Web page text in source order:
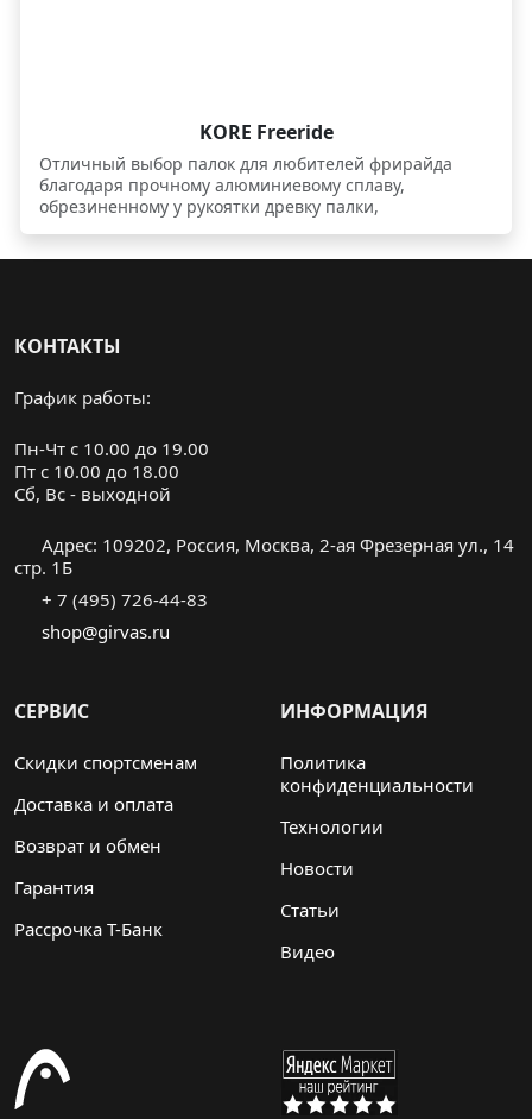
KORE Freeride
Отличный выбор палок для любителей фрирайда
благодаря прочному алюминиевому сплаву,
обрезиненному у рукоятки древку палки,
КОНТАКТЫ
График работы:
Пн-Чт с 10.00 до 19.00
Пт с 10.00 до 18.00
Cб, Вс - выходной
Адрес: 109202, Россия, Москва, 2-ая Фрезерная ул., 14
стр. 1Б
+ 7 (495) 726-44-83
shop@girvas.ru
СЕРВИС
Скидки спортсменам
Доставка и оплата
Возврат и обмен
Гарантия
Рассрочка Т-Банк
ИНФОРМАЦИЯ
Политика
конфиденциальности
Технологии
Новости
Статьи
Видео